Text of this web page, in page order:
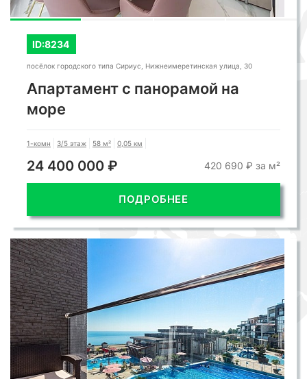
ID:8234
посёлок городского типа Сириус, Нижнеимеретинская улица, 30
Апартамент с панорамой на
море
1-комн 3/5 этаж 58 м² 0,05 км
24 400 000 ₽ 420 690 ₽ за м²
ПОДРОБНЕЕ